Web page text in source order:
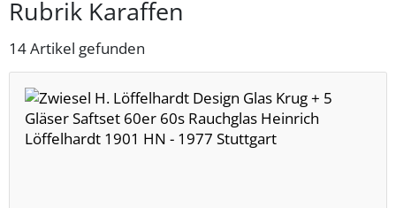
Rubrik Karaffen
14 Artikel gefunden